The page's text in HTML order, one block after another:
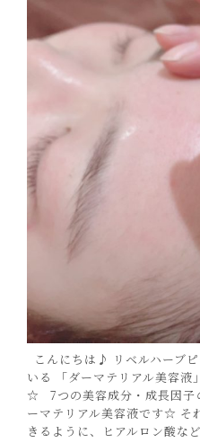
こんにちは♪ リベルハーブ
いる 「ダーマテリアル美容
☆ 7つの美容成分・成長因
ーマテリアル美容液です☆ そ
きるように、ヒアルロン酸な